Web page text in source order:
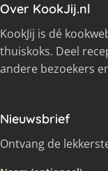
Over KookJij.nl
KookJij is dé
thuiskoks. Deel
andere bezoekers
Nieuwsbrief
Ontvang de